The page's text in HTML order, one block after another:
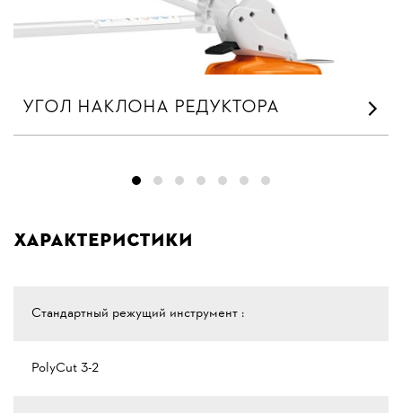
УГОЛ НАКЛОНА РЕДУКТОРА
Характеристики
Стандартный режущий инструмент :
PolyCut 3-2